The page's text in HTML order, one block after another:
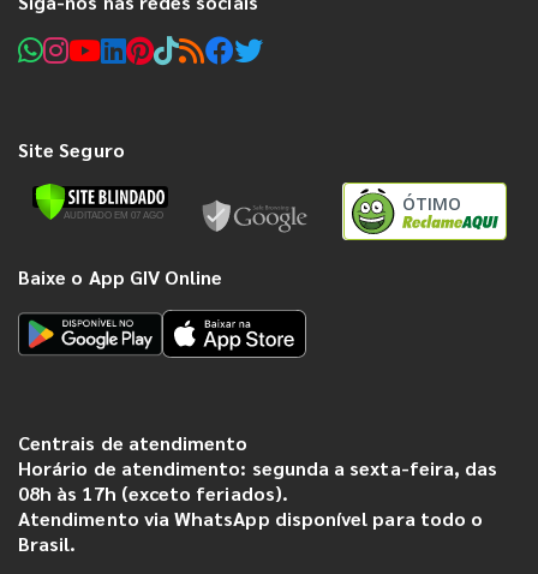
Site Seguro
ÓTIMO
Baixe o App GIV Online
Centrais de atendimento
Horário de atendimento: segunda a sexta-feira, das
08h às 17h (exceto feriados).
Atendimento via WhatsApp disponível para todo o
Brasil.